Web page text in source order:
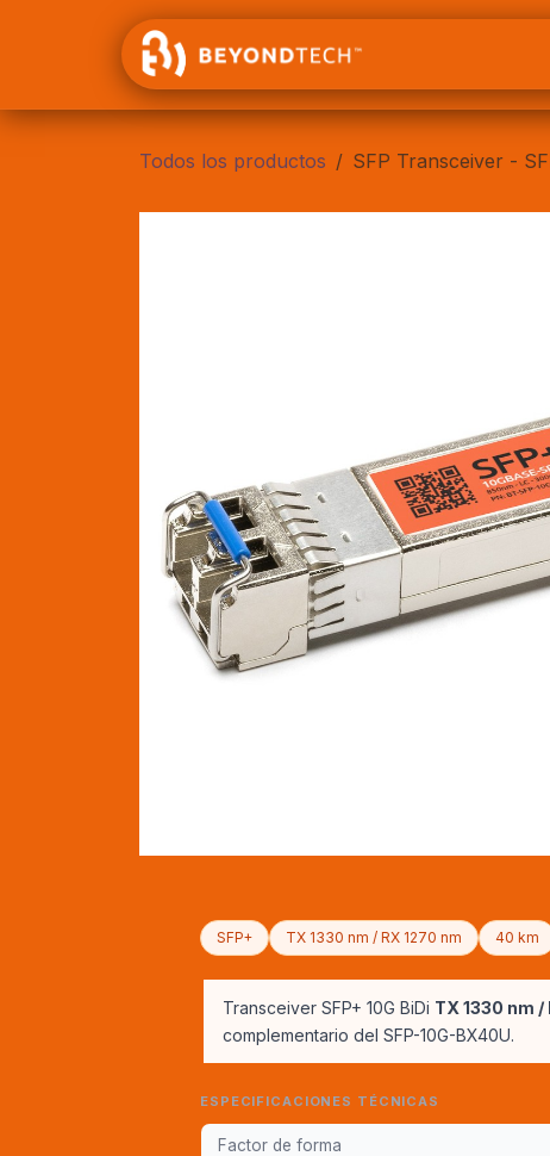
Todos los productos SFP Transceiver -
SFP+ TX 1330 nm / RX 1270 nm 40 km
Transceiver SFP+ 10G BiDi TX 1330 nm /
complementario del SFP-10G-BX40U.
ESPECIFICACIONES TÉCNICAS
Factor de forma